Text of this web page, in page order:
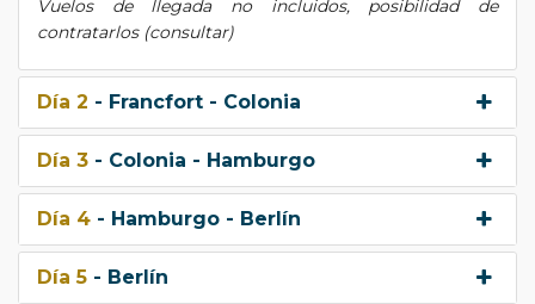
Vuelos de llegada no incluidos, posibilidad de
contratarlos (consultar)
Día 2 - Francfort - Colonia
Día 3 - Colonia - Hamburgo
Día 4 - Hamburgo - Berlín
Día 5 - Berlín